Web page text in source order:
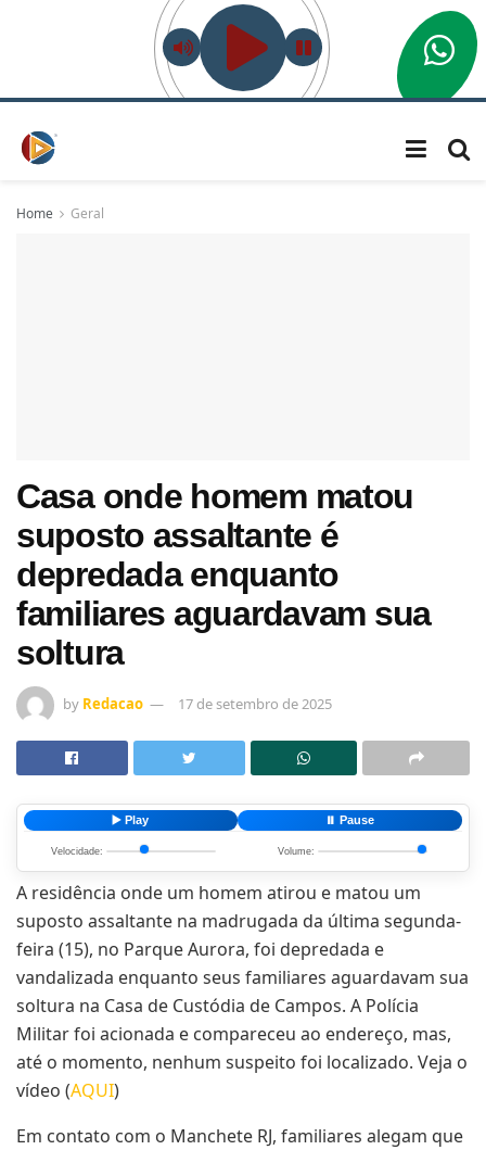
Home Geral
Casa onde homem matou
suposto assaltante é
depredada enquanto
familiares aguardavam sua
soltura
by Redacao 17 de setembro de 2025
▶️ Play ⏸️ Pause
Velocidade: Volume:
A residência onde um homem atirou e matou um
suposto assaltante na madrugada da última segunda-
feira (15), no Parque Aurora, foi depredada e
vandalizada enquanto seus familiares aguardavam sua
soltura na Casa de Custódia de Campos. A Polícia
Militar foi acionada e compareceu ao endereço, mas,
até o momento, nenhum suspeito foi localizado. Veja o
vídeo (AQUI)
Em contato com o Manchete RJ, familiares alegam que